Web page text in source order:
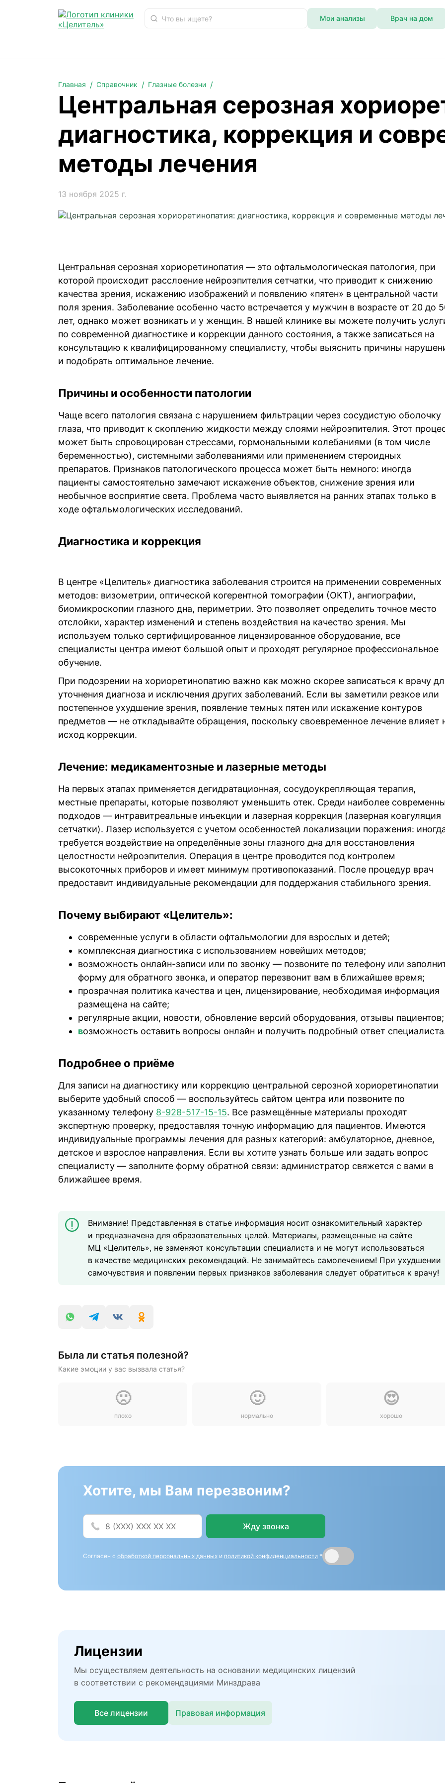
Мои анализы Врач на дом
Главная Справочник Глазные болезни
Центральная серозная хориоретинопатия: диагностика, коррекция и современные методы лечения
Центральная серозная
диагностика, коррекция и
методы лечения
13 ноября 2025 г.
Центральная серозная хориоретинопатия — это офтальмологическая патология, при
которой происходит расслоение нейроэпителия сетчатки, что приводит к снижению
качества зрения, искажению изображений и появлению «пятен» в центральной части
поля зрения. Заболевание особенно часто встречается у мужчин в возрасте от 20 до
лет, однако может возникать и у женщин. В нашей клинике вы можете получить
по современной диагностике и коррекции данного состояния, а также записаться на
консультацию к квалифицированному специалисту, чтобы выяснить причины
и подобрать оптимальное лечение.
Причины и особенности патологии
Чаще всего патология связана с нарушением фильтрации через сосудистую оболочку
глаза, что приводит к скоплению жидкости между слоями нейроэпителия. Этот
может быть спровоцирован стрессами, гормональными колебаниями (в том числе
беременностью), системными заболеваниями или применением стероидных
препаратов. Признаков патологического процесса может быть немного: иногда
пациенты самостоятельно замечают искажение объектов, снижение зрения или
необычное восприятие света. Проблема часто выявляется на ранних этапах только в
ходе офтальмологических исследований.
Диагностика и коррекция
В центре «Целитель» диагностика заболевания строится на применении современных
методов: визометрии, оптической когерентной томографии (ОКТ), ангиографии,
биомикроскопии глазного дна, периметрии. Это позволяет определить точное место
отслойки, характер изменений и степень воздействия на качество зрения. Мы
используем только сертифицированное лицензированное оборудование, все
специалисты центра имеют большой опыт и проходят регулярное профессиональное
обучение.
При подозрении на хориоретинопатию важно как можно скорее записаться к врачу
уточнения диагноза и исключения других заболеваний. Если вы заметили резкое или
постепенное ухудшение зрения, появление темных пятен или искажение контуров
предметов — не откладывайте обращения, поскольку своевременное лечение влияет
исход коррекции.
Лечение: медикаментозные и лазерные методы
На первых этапах применяется дегидратационная, сосудоукрепляющая терапия,
местные препараты, которые позволяют уменьшить отек. Среди наиболее
подходов — интравитреальные инъекции и лазерная коррекция (лазерная коагуляция
сетчатки). Лазер используется с учетом особенностей локализации поражения:
требуется воздействие на определённые зоны глазного дна для восстановления
целостности нейроэпителия. Операция в центре проводится под контролем
высокоточных приборов и имеет минимум противопоказаний. После процедур врач
предоставит индивидуальные рекомендации для поддержания стабильного зрения.
Почему выбирают «Целитель»:
современные услуги в области офтальмологии для взрослых и детей;
комплексная диагностика с использованием новейших методов;
возможность онлайн-записи или по звонку — позвоните по телефону или
форму для обратного звонка, и оператор перезвонит вам в ближайшее время;
прозрачная политика качества и цен, лицензирование, необходимая информация
размещена на сайте;
регулярные акции, новости, обновление версий оборудования, отзывы пациентов;
возможность оставить вопросы онлайн и получить подробный ответ
Подробнее о приёме
Для записи на диагностику или коррекцию центральной серозной хориоретинопатии
выберите удобный способ — воспользуйтесь сайтом центра или позвоните по
указанному телефону 8-928-517-15-15. Все размещённые материалы проходят
экспертную проверку, предоставляя точную информацию для пациентов. Имеются
индивидуальные программы лечения для разных категорий: амбулаторное, дневное,
детское и взрослое направления. Если вы хотите узнать больше или задать вопрос
специалисту — заполните форму обратной связи: администратор свяжется с вами в
ближайшее время.
Внимание! Представленная в статье информация носит ознакомительный характер
и предназначена для образовательных целей. Материалы, размещенные на сайте
МЦ «Целитель», не заменяют консультации специалиста и не могут использоваться
в качестве медицинских рекомендаций. Не занимайтесь самолечением! При ухудшении
самочувствия и появлении первых признаков заболевания следует обратиться к врачу!
Была ли статья полезной?
Какие эмоции у вас вызвала статья?
🙁
плохо
🙂
нормально
😍
хорошо
Хотите, мы Вам перезвоним?
Жду звонка
Согласен с обработкой персональных данных и политикой конфиденциальности *
Лицензии
Мы осуществляем деятельность на основании медицинских лицензий
в соответствии с рекомендациями Минздрава
Все лицензии Правовая информация